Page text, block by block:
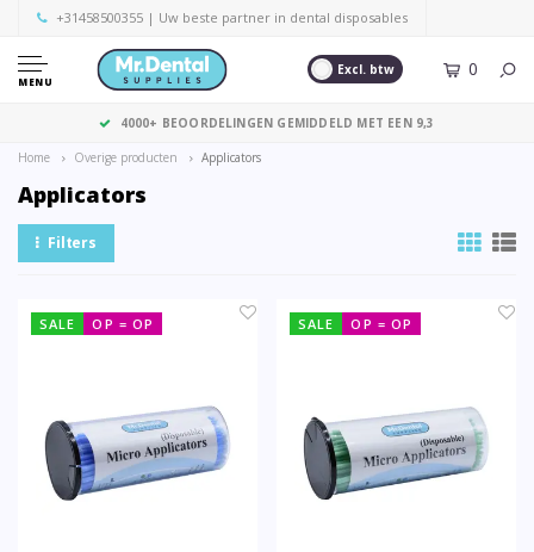
+31458500355 | Uw beste partner in dental disposables
MENU
Excl. btw 0
4000+ BEOORDELINGEN GEMIDDELD MET EEN 9,3
Home Overige producten Applicators
Applicators
Filters
SALE OP = OP SALE OP = OP